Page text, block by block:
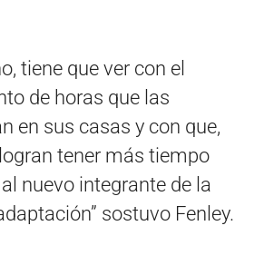
tiene que ver con el
de horas que las
en sus casas y con que,
tener más tiempo
nuevo integrante de la
sostuvo Fenley.